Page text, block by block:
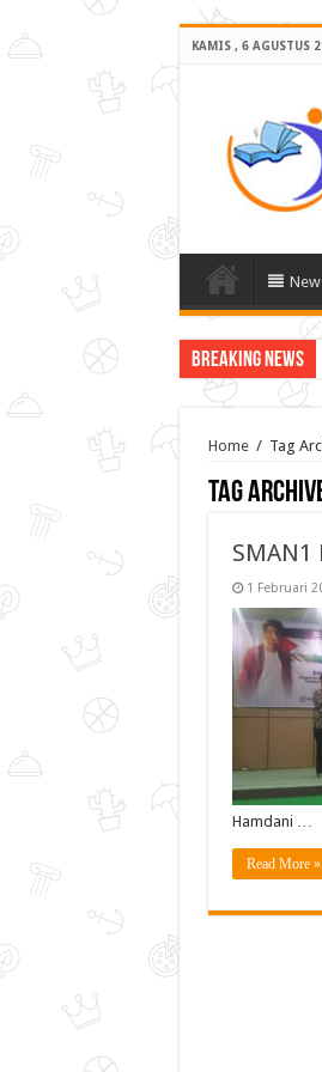
KAMIS , 6 AGUSTUS
Breaking News
Home / Tag
Tag
1 Februari
Hamdani …
Read More »